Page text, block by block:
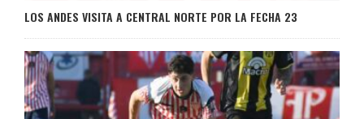
LOS ANDES VISITA A CENTRAL NORTE POR LA FECHA 23